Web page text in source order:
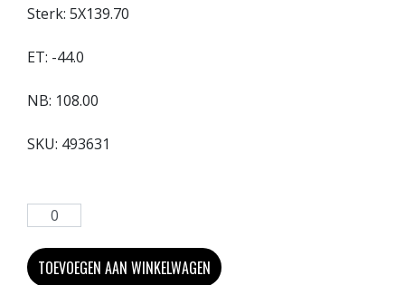
Sterk: 5X139.70
ET: -44.0
NB: 108.00
SKU: 493631
TOEVOEGEN AAN WINKELWAGEN